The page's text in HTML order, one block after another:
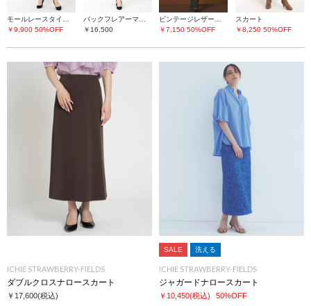
モールレースタイトスカート
￥9,900 50%OFF
バックフレアーマーメイドスカート
￥16,500
ビンテージレザーライク スカート
￥7,150 50%OFF
スカート
￥8,250 50%OFF
ICHIE STRAWBERRY-FIELDS
ダブルクロスナロースカート
￥17,600(税込)
SALE 洗える
ICHIE STRAWBERRY-FIELDS
ジャガードナロースカート
￥10,450(税込) 50%OFF